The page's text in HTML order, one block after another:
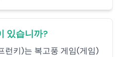
있습니까?
런키)는 복고풍 게임(게임)